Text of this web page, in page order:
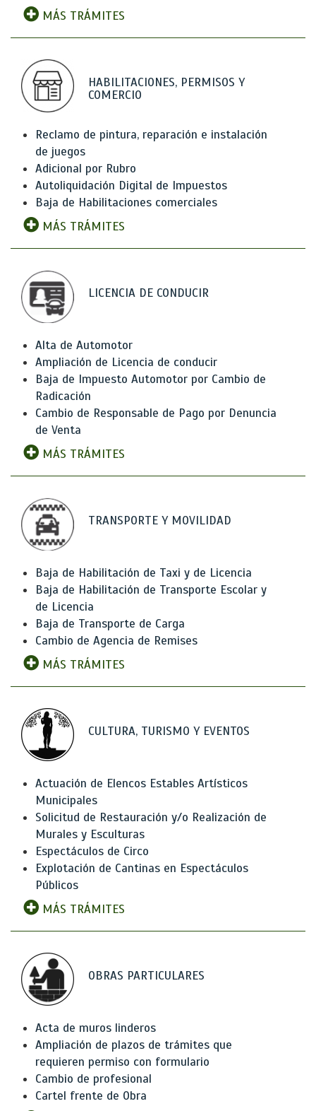
MÁS TRÁMITES
HABILITACIONES, PERMISOS Y
COMERCIO
Reclamo de pintura, reparación e instalación
de juegos
Adicional por Rubro
Autoliquidación Digital de Impuestos
Baja de Habilitaciones comerciales
MÁS TRÁMITES
LICENCIA DE CONDUCIR
Alta de Automotor
Ampliación de Licencia de conducir
Baja de Impuesto Automotor por Cambio de
Radicación
Cambio de Responsable de Pago por Denuncia
de Venta
MÁS TRÁMITES
TRANSPORTE Y MOVILIDAD
Baja de Habilitación de Taxi y de Licencia
Baja de Habilitación de Transporte Escolar y
de Licencia
Baja de Transporte de Carga
Cambio de Agencia de Remises
MÁS TRÁMITES
CULTURA, TURISMO Y EVENTOS
Actuación de Elencos Estables Artísticos
Municipales
Solicitud de Restauración y/o Realización de
Murales y Esculturas
Espectáculos de Circo
Explotación de Cantinas en Espectáculos
Públicos
MÁS TRÁMITES
OBRAS PARTICULARES
Acta de muros linderos
Ampliación de plazos de trámites que
requieren permiso con formulario
Cambio de profesional
Cartel frente de Obra